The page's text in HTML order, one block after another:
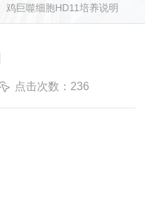
鸡巨噬细胞HD11培养说明
点击次数：236